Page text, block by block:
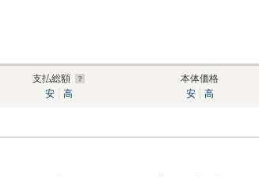
支払総額
安
高
本体価格
安
高